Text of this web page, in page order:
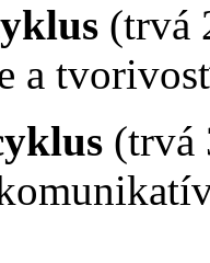
(trvá
a
(trvá